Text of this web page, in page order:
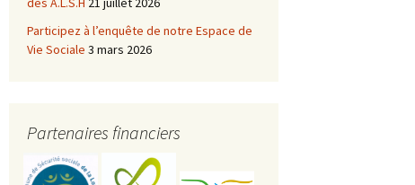
Participez à l’enquête de notre Espace de
Vie Sociale 3 mars 2026
Partenaires financiers